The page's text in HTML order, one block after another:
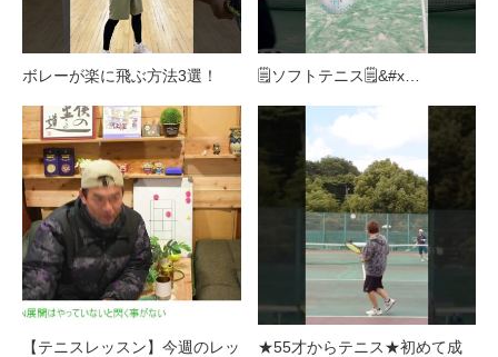
ボレーが楽に飛ぶ方法3選！ 🗒️ソフトテニス🗒&#x…
【テニスレッスン】今週のレッ
★55才からテニス★初めて成